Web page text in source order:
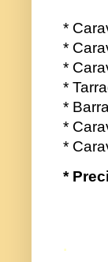
*
*
*
*
*
*
*
*
.